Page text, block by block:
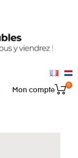
0
Mon compte